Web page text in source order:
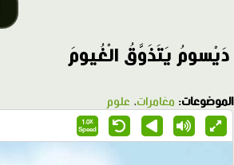
دَيْسومُ يَتَذَوَّقُ الْغُيومَ
الموضوعات: مغامرات، علوم
1.0X
Speed